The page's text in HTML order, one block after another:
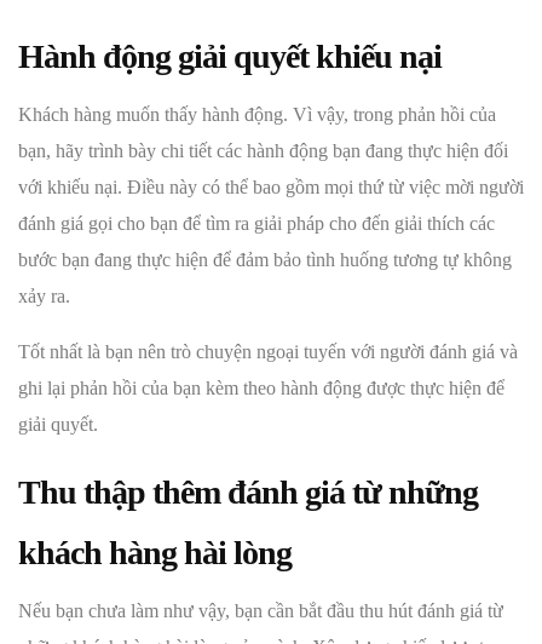
Hành động giải quyết khiếu nại
Khách hàng muốn thấy hành động. Vì vậy, trong phản hồi của
bạn, hãy trình bày chi tiết các hành động bạn đang thực hiện đối
với khiếu nại. Điều này có thể bao gồm mọi thứ từ việc mời người
đánh giá gọi cho bạn để tìm ra giải pháp cho đến giải thích các
bước bạn đang thực hiện để đảm bảo tình huống tương tự không
xảy ra.
Tốt nhất là bạn nên trò chuyện ngoại tuyến với người đánh giá và
ghi lại phản hồi của bạn kèm theo hành động được thực hiện để
giải quyết.
Thu thập thêm đánh giá từ những
khách hàng hài lòng
Nếu bạn chưa làm như vậy, bạn cần bắt đầu thu hút đánh giá từ